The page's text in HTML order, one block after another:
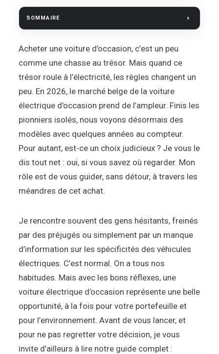
SOMMAIRE
Acheter une voiture d’occasion, c’est un peu
comme une chasse au trésor. Mais quand ce
trésor roule à l’électricité, les règles changent un
peu. En 2026, le marché belge de la voiture
électrique d’occasion prend de l’ampleur. Finis les
pionniers isolés, nous voyons désormais des
modèles avec quelques années au compteur.
Pour autant, est-ce un choix judicieux ? Je vous le
dis tout net : oui, si vous savez où regarder. Mon
rôle est de vous guider, sans détour, à travers les
méandres de cet achat.
Je rencontre souvent des gens hésitants, freinés
par des préjugés ou simplement par un manque
d’information sur les spécificités des véhicules
électriques. C’est normal. On a tous nos
habitudes. Mais avec les bons réflexes, une
voiture électrique d’occasion représente une belle
opportunité, à la fois pour votre portefeuille et
pour l’environnement. Avant de vous lancer, et
pour ne pas regretter votre décision, je vous
invite d’ailleurs à lire notre guide complet :